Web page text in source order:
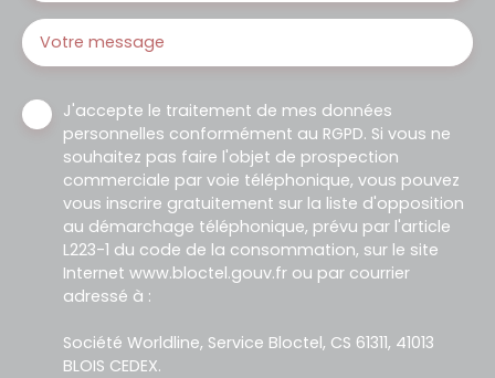
Votre message
J'accepte le traitement de mes données
personnelles conformément au RGPD. Si vous ne
souhaitez pas faire l'objet de prospection
commerciale par voie téléphonique, vous pouvez
vous inscrire gratuitement sur la liste d'opposition
au démarchage téléphonique, prévu par l'article
L223-1 du code de la consommation, sur le site
Internet www.bloctel.gouv.fr ou par courrier
adressé à :
Société Worldline, Service Bloctel, CS 61311, 41013
BLOIS CEDEX.